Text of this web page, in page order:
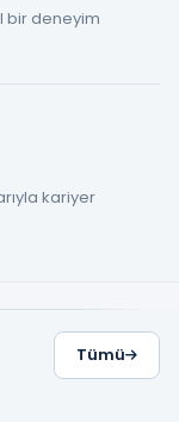
bir deneyim
kariyer
Tümü